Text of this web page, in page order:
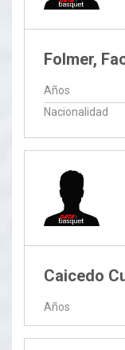
Folmer,
Años
Nacionalidad
Caicedo
Años